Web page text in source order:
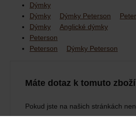
Dýmky
Dýmky
Dýmky Peterson
Dýmky
Anglické dýmky
Peterson
Peterson
Dýmky Peterson
Máte dotaz k tomuto
Pokud jste na našich stránkách